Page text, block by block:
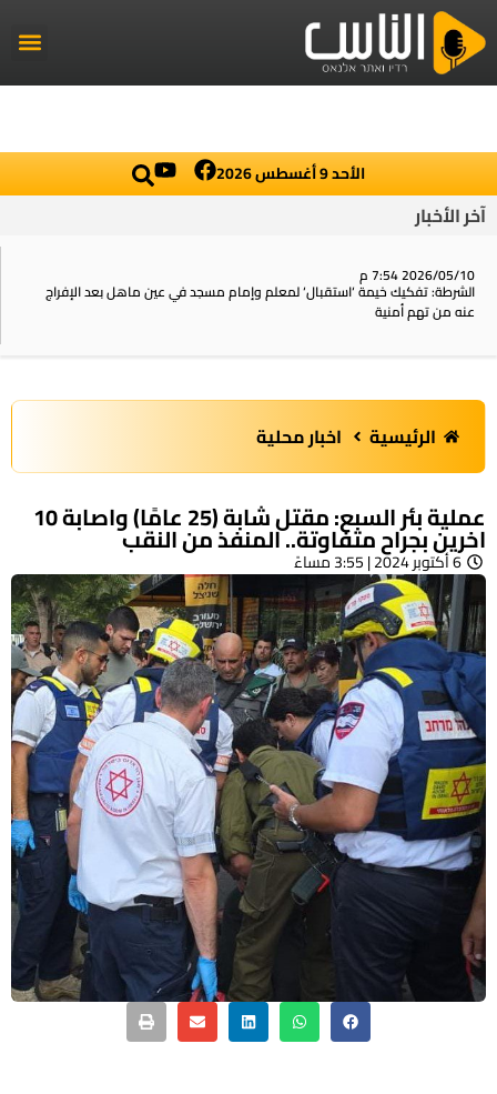
الأحد 9 أغسطس 2026
آخر الأخبار
2026/05/10 7:54 م
الشرطة: تفكيك خيمة ‘استقبال‘ لمعلم وإمام مسجد في عين ماهل بعد الإفراج
عنه من تهم أمنية
الرئيسية اخبار محلية
عملية بئر السبع: مقتل شابة (25 عامًا) واصابة 10
اخرين بجراح متفاوتة.. المنفذ من النقب
6 أكتوبر 2024 | 3:55 مساءً